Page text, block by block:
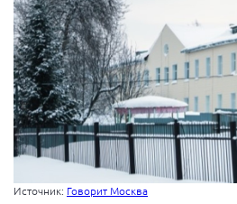
Источник: Говорит Москва